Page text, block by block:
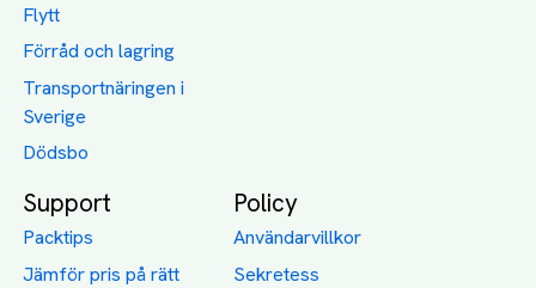
Flytt
Förråd och lagring
Transportnäringen i
Sverige
Dödsbo
Support
Packtips
Jämför pris på rätt
Policy
Användarvillkor
Sekretess